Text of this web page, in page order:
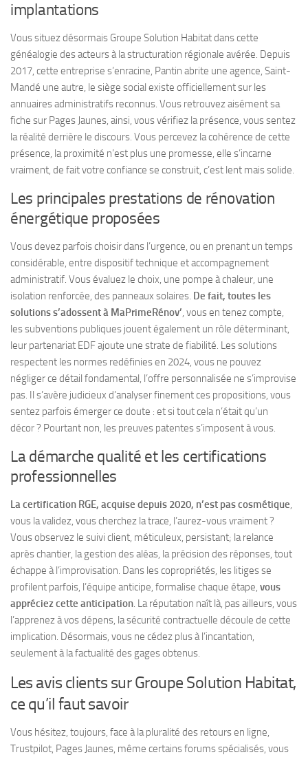
implantations
Vous situez désormais Groupe Solution Habitat dans cette
généalogie des acteurs à la structuration régionale avérée. Depuis
2017, cette entreprise s’enracine, Pantin abrite une agence, Saint-
Mandé une autre, le siège social existe officiellement sur les
annuaires administratifs reconnus. Vous retrouvez aisément sa
fiche sur Pages Jaunes, ainsi, vous vérifiez la présence, vous sentez
la réalité derrière le discours. Vous percevez la cohérence de cette
présence, la proximité n’est plus une promesse, elle s’incarne
vraiment, de fait votre confiance se construit, c’est lent mais solide.
Les principales prestations de rénovation
énergétique proposées
Vous devez parfois choisir dans l’urgence, ou en prenant un temps
considérable, entre dispositif technique et accompagnement
administratif. Vous évaluez le choix, une pompe à chaleur, une
isolation renforcée, des panneaux solaires. De fait, toutes les
solutions s’adossent à MaPrimeRénov’, vous en tenez compte,
les subventions publiques jouent également un rôle déterminant,
leur partenariat EDF ajoute une strate de fiabilité. Les solutions
respectent les normes redéfinies en 2024, vous ne pouvez
négliger ce détail fondamental, l’offre personnalisée ne s’improvise
pas. Il s’avère judicieux d’analyser finement ces propositions, vous
sentez parfois émerger ce doute : et si tout cela n’était qu’un
décor ? Pourtant non, les preuves patentes s’imposent à vous.
La démarche qualité et les certifications
professionnelles
La certification RGE, acquise depuis 2020, n’est pas cosmétique,
vous la validez, vous cherchez la trace, l’aurez-vous vraiment ?
Vous observez le suivi client, méticuleux, persistant; la relance
après chantier, la gestion des aléas, la précision des réponses, tout
échappe à l’improvisation. Dans les copropriétés, les litiges se
profilent parfois, l’équipe anticipe, formalise chaque étape, vous
appréciez cette anticipation. La réputation naît là, pas ailleurs, vous
l’apprenez à vos dépens, la sécurité contractuelle découle de cette
implication. Désormais, vous ne cédez plus à l’incantation,
seulement à la factualité des gages obtenus.
Les avis clients sur Groupe Solution Habitat,
ce qu’il faut savoir
Vous hésitez, toujours, face à la pluralité des retours en ligne,
Trustpilot, Pages Jaunes, même certains forums spécialisés, vous